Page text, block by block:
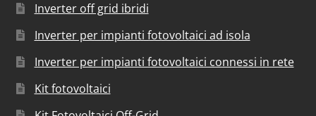
Inverter off grid ibridi
Inverter per impianti fotovoltaici ad isola
Inverter per impianti fotovoltaici connessi in rete
Kit fotovoltaici